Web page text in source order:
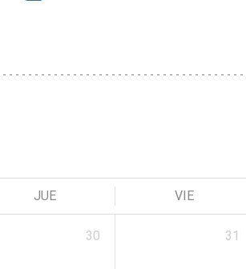
JUE VIE
30 31